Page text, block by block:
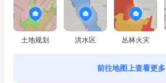
土地规划 洪水区 丛林火灾
前往地图上查看更多